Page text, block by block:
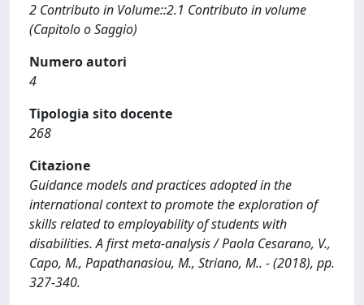
2 Contributo in Volume::2.1 Contributo in volume
(Capitolo o Saggio)
Numero autori
4
Tipologia sito docente
268
Citazione
Guidance models and practices adopted in the
international context to promote the exploration of
skills related to employability of students with
disabilities. A first meta-analysis / Paola Cesarano, V.,
Capo, M., Papathanasiou, M., Striano, M.. - (2018), pp.
327-340.